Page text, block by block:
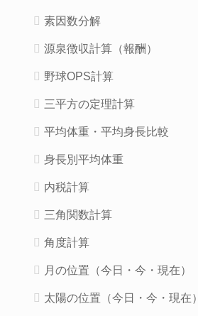
素因数分解
源泉徴収計算（報酬）
野球OPS計算
三平方の定理計算
平均体重・平均身長比較
身長別平均体重
内税計算
三角関数計算
角度計算
月の位置（今日・今・現在）
太陽の位置（今日・今・現在）